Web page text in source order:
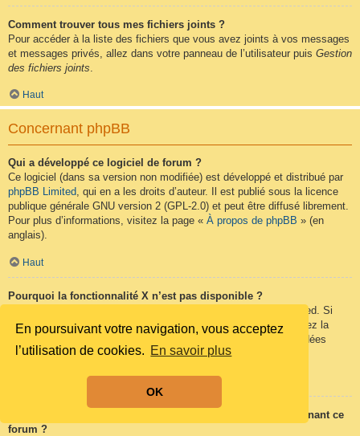
En poursuivant votre navigation, vous acceptez
l’utilisation de cookies. En savoir plus
OK
Comment trouver tous mes fichiers joints ?
Pour accéder à la liste des fichiers que vous avez joints à vos messages
et messages privés, allez dans votre panneau de l’utilisateur puis Gestion
des fichiers joints
Haut
Concernant phpBB
Qui a développé ce logiciel de forum ?
Ce logiciel (dans sa version non modifiée) est développé et distribué par
phpBB Limited, qui en a les droits d’auteur. Il est publié sous la licence
publique générale GNU version 2 (GPL-2.0) et peut être diffusé librement.
Pour plus d’informations, visitez la page « À propos de phpBB » (en
anglais).
Haut
Pourquoi la fonctionnalité X n’est pas disponible ?
Ce logiciel a été développé et mis sous licence par phpBB Limited. Si
vous pensez qu’une fonctionnalité nécessite d’être ajoutée, visitez la
phpBB Ideas
(en anglais) où vous pouvez voter pour des idées
proposées ou en suggérer de nouvelles.
Qui contacter pour les abus ou les questions légales concernant ce
forum ?